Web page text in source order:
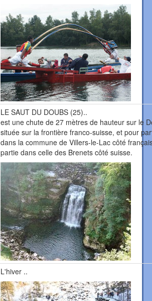
LE SAUT DU DOUBS (25)..
est une chute de 27 mètres de hauteur sur le
située sur la frontière franco-suisse, et pour
dans la commune de Villers-le-Lac côté
partie dans celle des Brenets côté suisse.
L'hiver ..